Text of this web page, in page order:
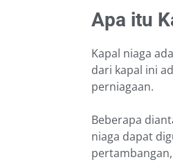
Apa itu
Kapal niaga
dari kapal ini
perniagaan.
Beberapa
niaga dapat